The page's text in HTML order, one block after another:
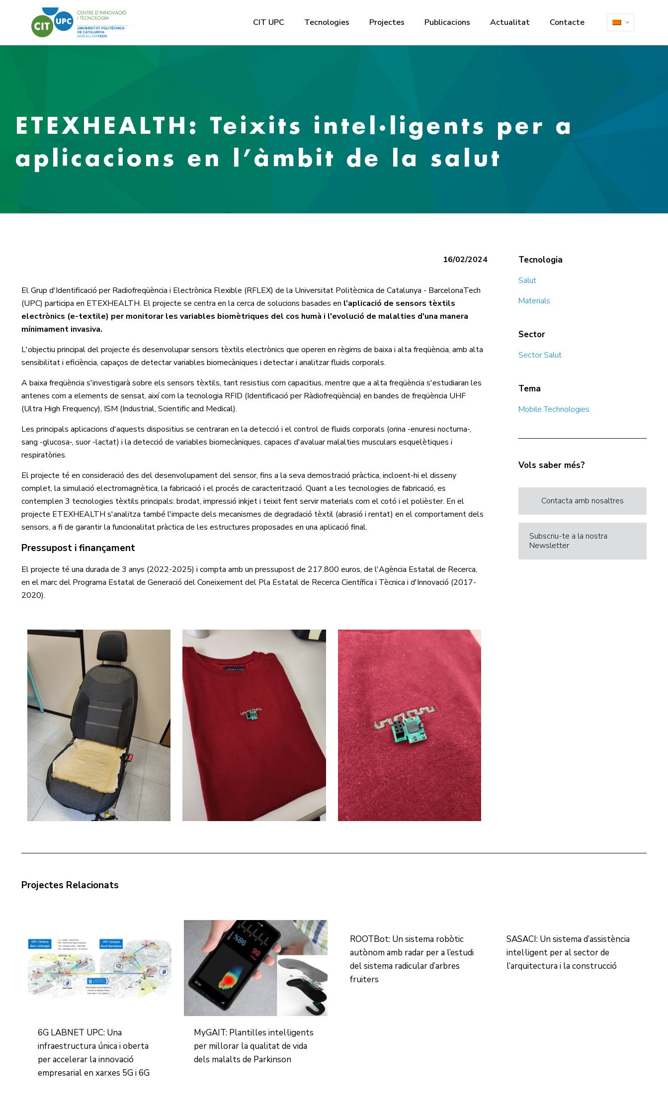
CIT UPC Tecnologies Projectes Publicacions Actualitat Contacte
ETEXHEALTH: Teixits intel·ligents per a
aplicacions en l’àmbit de la salut
16/02/2024
El Grup d'Identificació per Radiofreqüència i Electrònica Flexible (RFLEX) de la Universitat Politècnica de Catalunya - BarcelonaTech
(UPC) participa en ETEXHEALTH. El projecte se centra en la cerca de solucions basades en l'aplicació de sensors tèxtils
electrònics (e-textile) per monitorar les variables biomètriques del cos humà i l'evolució de malalties d'una manera
mínimament invasiva.
L'objectiu principal del projecte és desenvolupar sensors tèxtils electrònics que operen en règims de baixa i alta freqüència, amb alta
sensibilitat i eficiència, capaços de detectar variables biomecàniques i detectar i analitzar fluids corporals.
A baixa freqüència s'investigarà sobre els sensors tèxtils, tant resistius com capacitius, mentre que a alta freqüència s'estudiaran les
antenes com a elements de sensat, així com la tecnologia RFID (Identificació per Ràdiofreqüència) en bandes de freqüència UHF
(Ultra High Frequency), ISM (Industrial, Scientific and Medical).
Les principals aplicacions d'aquests dispositius se centraran en la detecció i el control de fluids corporals (orina -enuresi nocturna-,
sang -glucosa-, suor -lactat) i la detecció de variables biomecàniques, capaces d'avaluar malalties musculars esquelètiques i
respiratòries.
El projecte té en consideració des del desenvolupament del sensor, fins a la seva demostració pràctica, incloent-hi el disseny
complet, la simulació electromagnètica, la fabricació i el procés de caracterització. Quant a les tecnologies de fabricació, es
contemplen 3 tecnologies tèxtils principals: brodat, impressió inkjet i teixit fent servir materials com el cotó i el polièster. En el
projecte ETEXHEALTH s'analitza també l'impacte dels mecanismes de degradació tèxtil (abrasió i rentat) en el comportament dels
sensors, a fi de garantir la funcionalitat pràctica de les estructures proposades en una aplicació final.
Pressupost i finançament
El projecte té una durada de 3 anys (2022-2025) i compta amb un pressupost de 217.800 euros, de l'Agència Estatal de Recerca,
en el marc del Programa Estatal de Generació del Coneixement del Pla Estatal de Recerca Científica i Tècnica i d'Innovació (2017-
2020).
Tecnologia
Salut
Materials
Sector
Sector Salut
Tema
Mobile Technologies
Vols saber més?
Contacta amb nosaltres
Subscriu-te a la nostra
Newsletter
Projectes Relacionats
6G LABNET UPC: Una
infraestructura única i oberta
per accelerar la innovació
empresarial en xarxes 5G i 6G
MyGAIT: Plantilles intel·ligents
per millorar la qualitat de vida
dels malalts de Parkinson
ROOTBot: Un sistema robòtic
autònom amb radar per a l’estudi
del sistema radicular d’arbres
fruiters
SASACI: Un sistema d’assistència
intel·ligent per al sector de
l’arquitectura i la construcció